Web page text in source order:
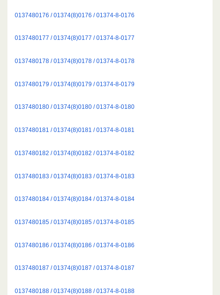
0137480176 / 01374(8)0176 / 01374-8-0176
0137480177 / 01374(8)0177 / 01374-8-0177
0137480178 / 01374(8)0178 / 01374-8-0178
0137480179 / 01374(8)0179 / 01374-8-0179
0137480180 / 01374(8)0180 / 01374-8-0180
0137480181 / 01374(8)0181 / 01374-8-0181
0137480182 / 01374(8)0182 / 01374-8-0182
0137480183 / 01374(8)0183 / 01374-8-0183
0137480184 / 01374(8)0184 / 01374-8-0184
0137480185 / 01374(8)0185 / 01374-8-0185
0137480186 / 01374(8)0186 / 01374-8-0186
0137480187 / 01374(8)0187 / 01374-8-0187
0137480188 / 01374(8)0188 / 01374-8-0188